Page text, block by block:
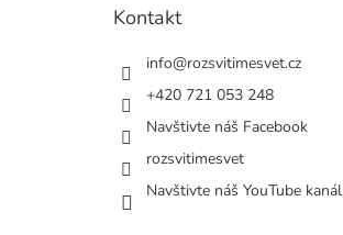
Kontakt
info@rozsvitimesvet.cz
+420 721 053 248
Navštivte náš Facebook
rozsvitimesvet
Navštivte náš YouTube kanál